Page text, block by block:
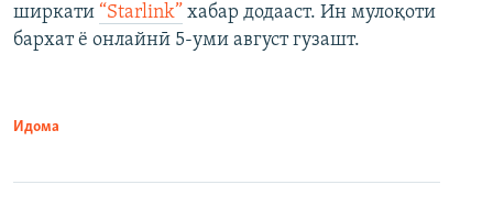
ширкати “Starlink” хабар додааст. Ин мулоқоти
бархат ё онлайнӣ 5-уми август гузашт.
Идома